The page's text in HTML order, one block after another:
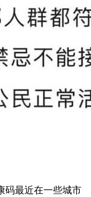
码最近在一些城市